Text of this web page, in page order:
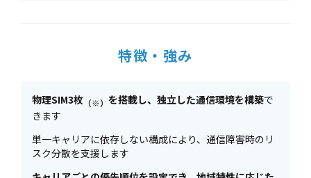
特徴・強み
物理SIM3枚 （※） を搭載し、独立した通信環境を構築で
きます
単一キャリアに依存しない構成により、通信障害時のリ
スク分散を支援します